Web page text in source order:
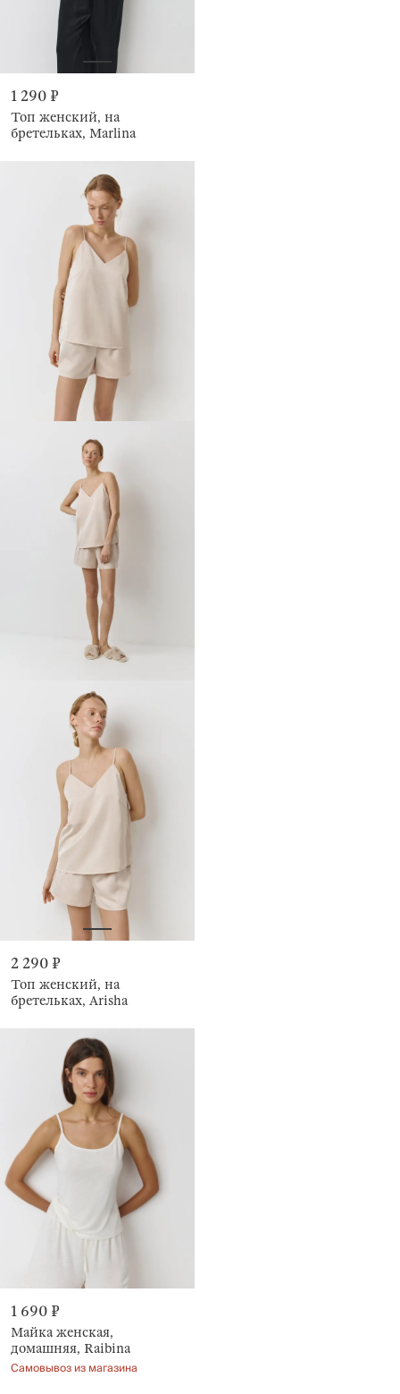
1 290 ₽
Топ женский, на
бретельках, Marlina
2 290 ₽
Топ женский, на
бретельках, Arisha
1 690 ₽
Майка женская,
домашняя, Raibina
Самовывоз из магазина